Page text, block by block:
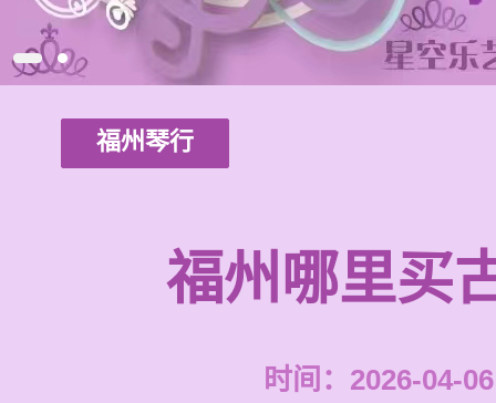
福州琴行
福州哪里买
时间：2026-04-